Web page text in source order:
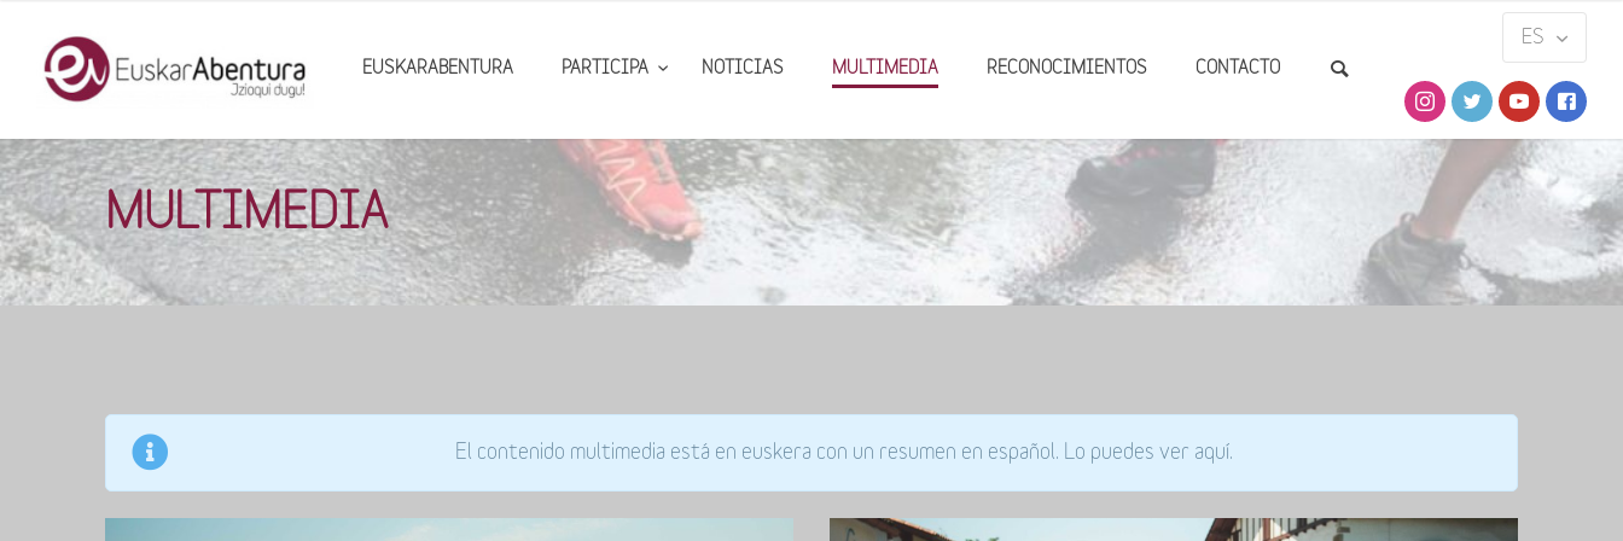
EUSKARABENTURA PARTICIPA NOTICIAS MULTIMEDIA RECONOCIMIENTOS CONTACTO
MULTIMEDIA
El contenido multimedia está en euskera con un resumen en español. Lo puedes ver aquí.